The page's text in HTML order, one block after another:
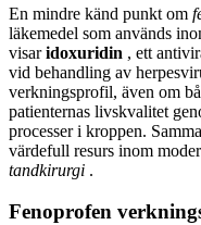
En mindre känd punkt om
läkemedel som används
visaridoxuridin , ett
vid behandling av
verkningsprofil, även om
patienternas livskvalitet
processer i kroppen.
värdefull resurs inom
tandkirurgi .
Fenoprofen